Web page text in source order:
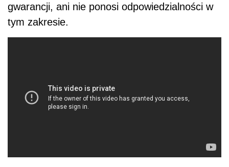
gwarancji, ani nie ponosi odpowiedzialności w
tym zakresie.